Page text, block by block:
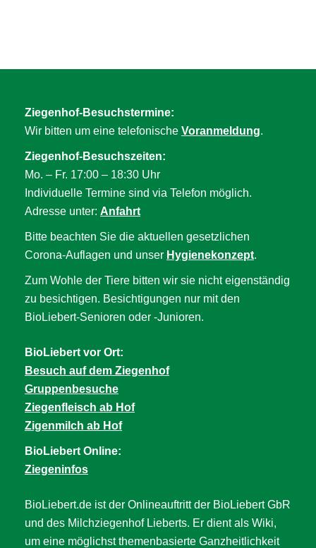
Ziegenhof-Besuchstermine:
Wir bitten um eine telefonische Voranmeldung.
Ziegenhof-Besuchszeiten:
Mo. – Fr. 17:00 – 18:30 Uhr
Individuelle Termine sind via Telefon möglich.
Adresse unter: Anfahrt
Bitte beachten Sie die aktuellen gesetzlichen
Corona-Auflagen und unser Hygienekonzept.
Zum Wohle der Tiere bitten wir sie nicht eigenständig
zu besichtigen. Besichtigungen nur mit den
BioLiebert-Senioren oder -Junioren.
BioLiebert vor Ort:
Besuch auf dem Ziegenhof
Gruppenbesuche
Ziegenfleisch ab Hof
Zigenmilch ab Hof
BioLiebert Online:
Ziegeninfos
BioLiebert.de ist der Onlineauftritt der BioLiebert GbR
und des Milchziegenhof Lieberts. Er dient als Wiki,
um eine möglichst themenbasierte Ganzheitlichkeit